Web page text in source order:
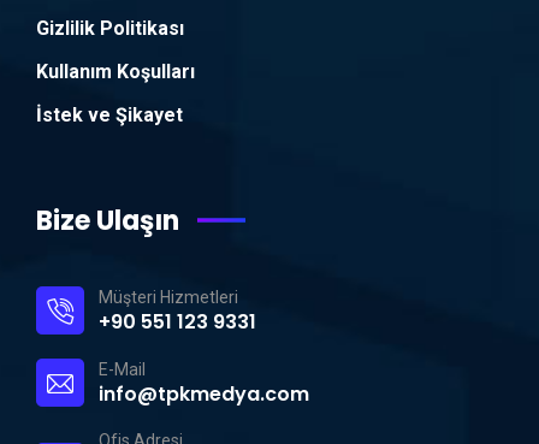
Gizlilik Politikası
Kullanım Koşulları
İstek ve Şikayet
Bize Ulaşın
Müşteri Hizmetleri
+90 551 123 9331
E-Mail
info@tpkmedya.com
Ofis Adresi